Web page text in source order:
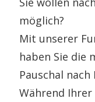
möglich?
Mit unserer
haben Sie die
Pauschal
Während Ihrer